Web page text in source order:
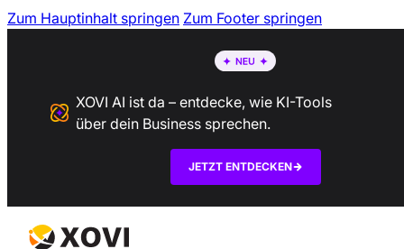
Zum Hauptinhalt springen Zum Footer springen
XOVI AI ist da – entdecke, wie KI-Tools
über dein Business sprechen.
JETZT ENTDECKEN